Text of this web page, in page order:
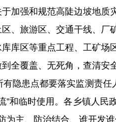
加强和规范高陡边坡地质
、旅游区、交通干线、 厂
库区等重点工程、工矿
全覆盖、无死角，查清
隐患点都要落实监测责
和临时使用。各乡镇人
主、防治结合、谁开发